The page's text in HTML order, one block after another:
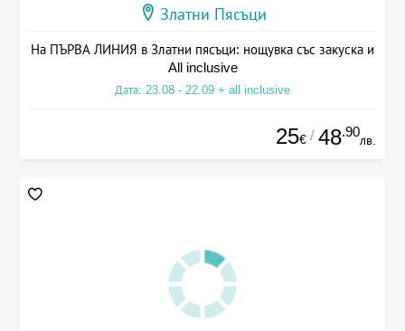
Златни Пясъци
На ПЪРВА ЛИНИЯ в Златни пясъци: нощувка със закуска и
All inclusive
Дата: 23.08 - 22.09 + all inclusive
25€ / 48.90
лв.